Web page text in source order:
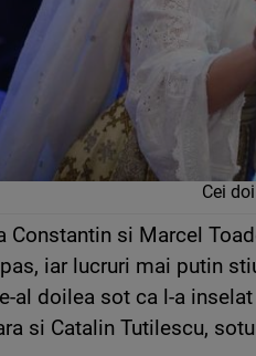
Cei
Constantin si Marcel
iar lucruri mai putin
al doilea sot ca l-a
si Catalin Tutilescu,